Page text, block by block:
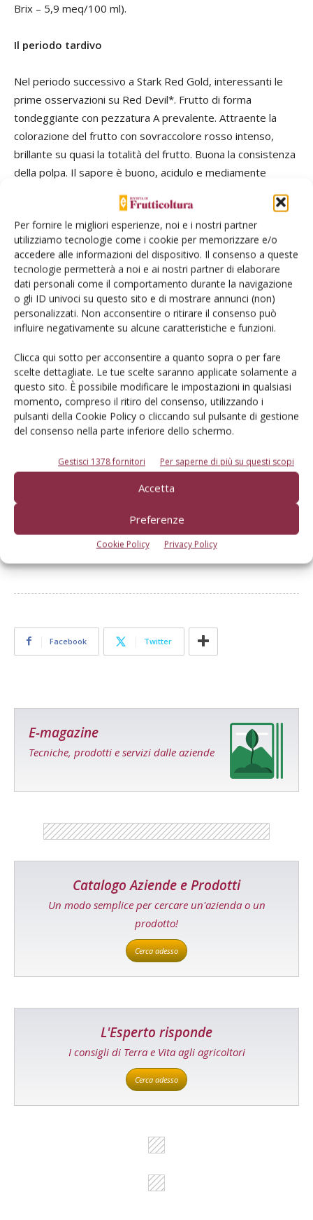
Per fornire le migliori esperienze, noi e i nostri partner
utilizziamo tecnologie come i cookie per memorizzare e/o
accedere alle informazioni del dispositivo. Il consenso a queste
tecnologie permetterà a noi e ai nostri partner di elaborare
dati personali come il comportamento durante la navigazione
o gli ID univoci su questo sito e di mostrare annunci (non)
personalizzati. Non acconsentire o ritirare il consenso può
influire negativamente su alcune caratteristiche e funzioni.
Clicca qui sotto per acconsentire a quanto sopra o per fare
scelte dettagliate. Le tue scelte saranno applicate solamente a
questo sito. È possibile modificare le impostazioni in qualsiasi
momento, compreso il ritiro del consenso, utilizzando i
pulsanti della Cookie Policy o cliccando sul pulsante di gestione
del consenso nella parte inferiore dello schermo.
Gestisci 1378 fornitori Per saperne di più su questi scopi
Accetta
Preferenze
Cookie Policy Privacy Policy
Brix – 5,9 meq/100 ml).
Il periodo tardivo
Nel periodo successivo a Stark Red Gold, interessanti le
prime osservazioni su Red Devil*. Frutto di forma
tondeggiante con pezzatura A prevalente. Attraente la
colorazione del frutto con sovraccolore rosso intenso,
brillante su quasi la totalità del frutto. Buona la consistenza
della polpa. Il sapore è buono, acidulo e mediamente
rimane la cultivar di riferimento anche se
farebbe comodo una alternativa più colorata e di sapore
dolce con bassa acidità. A riguardo si è distinta Orine®
Monerin*, con frutto tondeggiante di ottimo sapore molto
dolce con bassa acidità. La pezzatura potenziale non
sembra all’altezza di Orion*. Qualche giorno dopoSweet
Red*che rimane il riferimento per l’epoca, matura
Nectagala*Nectapom® 32.L’albero è di facile gestione con
elevata e costante produttività. Buona la pezzatura del
frutto, di forma rotondo-oblungo non molto regolare. Il
sovraccolore, non molto luminoso, è esteso sul 60-70%
della buccia che è risultata sensibile a rugginosità. La polpa
è a lento intenerimento con ampia finestra di raccolta ed
con limitata acidità. Polpa semi-aderente, con struttura
compatta e croccante. Elevata la succosità. Tra le più
recenti segnaliamo Dorane*. Buona la pezzatura del frutto
di forma tondeggiante regolare. Il sovraccolore è rosso
intenso, di buona estensione. Tendenzialmente acidulo il
sapore, tradizionale con buon aroma.
Facebook Twitter
E-magazine
Tecniche, prodotti e servizi dalle aziende
Catalogo Aziende e Prodotti
Un modo semplice per cercare un'azienda o un
prodotto!
Cerca adesso
L'Esperto risponde
I consigli di Terra e Vita agli agricoltori
Cerca adesso